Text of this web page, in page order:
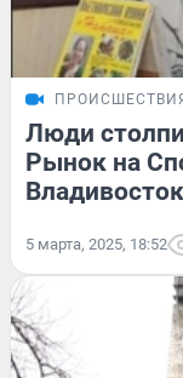
Люди
Рынок на
5 марта, 2025, 18:52